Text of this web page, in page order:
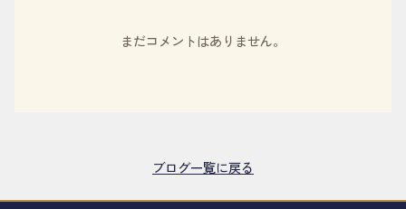
まだコメントはありません。
ブログ一覧に戻る